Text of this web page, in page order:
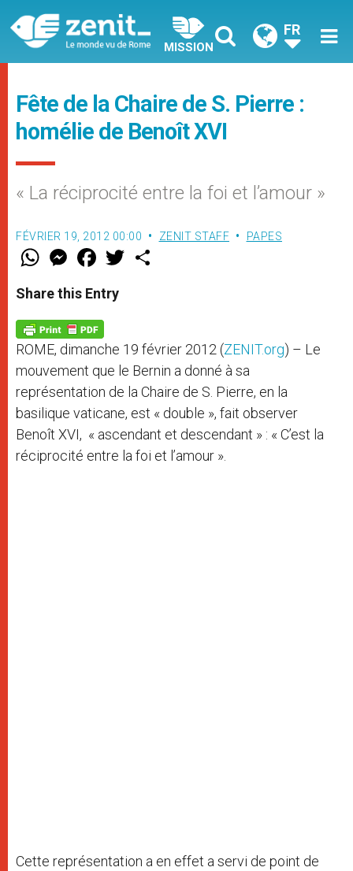
MISSION
FR
Fête de la Chaire de S. Pierre :
homélie de Benoît XVI
« La réciprocité entre la foi et l’amour »
FÉVRIER 19, 2012 00:00 ZENIT STAFF PAPES
W
t
s
p
p
M
e
s
e
g
e
r
F
a
e
b
o
k
w
Share this Entry
ROME, dimanche 19 février 2012 (ZENIT.org) – Le
mouvement que le Bernin a donné à sa
représentation de la Chaire de S. Pierre, en la
basilique vaticane, est « double », fait observer
Benoît XVI, « ascendant et descendant » : « C’est la
réciprocité entre la foi et l’amour ».
Cette représentation a en effet a servi de point de